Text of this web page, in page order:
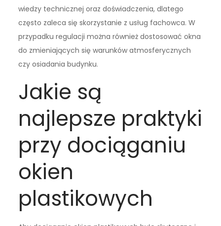
wiedzy technicznej oraz doświadczenia, dlatego
często zaleca się skorzystanie z usług fachowca. W
przypadku regulacji można również dostosować okna
do zmieniających się warunków atmosferycznych
czy osiadania budynku.
Jakie są
najlepsze praktyki
przy dociąganiu
okien
plastikowych